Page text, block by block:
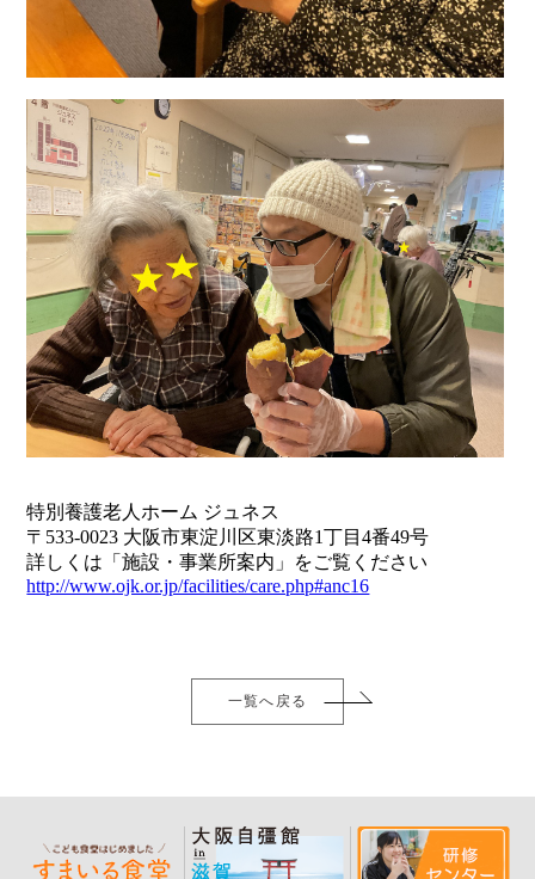
特別養護老人ホーム ジュネス
〒533-0023 大阪市東淀川区東淡路1丁目4番49号
詳しくは「施設・事業所案内」をご覧ください
http://www.ojk.or.jp/facilities/care.php#anc16
一覧へ戻る